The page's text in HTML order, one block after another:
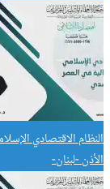
النظام الاقتصادي
الأذن -لبنان-